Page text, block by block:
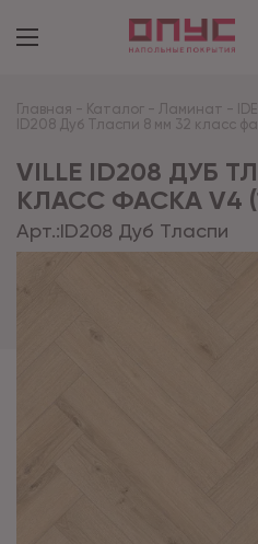
Главная - Каталог - Ламинат -
ID208 Дуб Тласпи 8 мм 32 класс
VILLE ID208 ДУБ
КЛАСС ФАСКА V4
Арт.:ID208 Дуб Тласпи